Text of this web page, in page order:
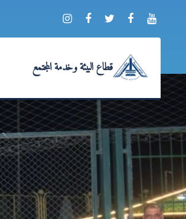
قطاع البيئة وخدمة المجتمع